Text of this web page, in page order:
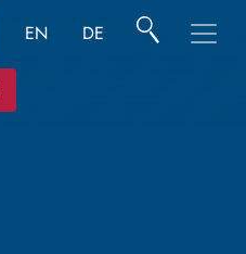
EN DE